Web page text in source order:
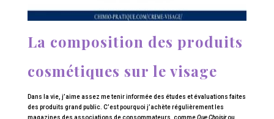
La composition des produits
cosmétiques sur le visage
Dans la vie, j’aime assez me tenir informée des études et évaluations faites
des produits grand public. C’est pourquoi j’achète régulièrement les
magazines des associations de consommateurs, commeQue Choisirou